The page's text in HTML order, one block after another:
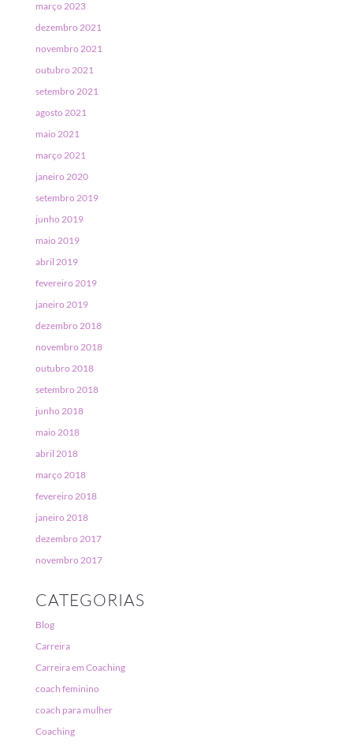
março 2023
dezembro 2021
novembro 2021
outubro 2021
setembro 2021
agosto 2021
maio 2021
março 2021
janeiro 2020
setembro 2019
junho 2019
maio 2019
abril 2019
fevereiro 2019
janeiro 2019
dezembro 2018
novembro 2018
outubro 2018
setembro 2018
junho 2018
maio 2018
abril 2018
março 2018
fevereiro 2018
janeiro 2018
dezembro 2017
novembro 2017
CATEGORIAS
Blog
Carreira
Carreira em Coaching
coach feminino
coach para mulher
Coaching